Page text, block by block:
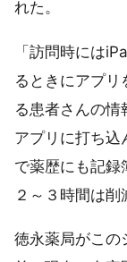
れた。
「訪問時には
るときにアプ
る患者さんの
アプリに打ち込
で薬歴にも記録
２～３時間は削
徳永薬局がこの